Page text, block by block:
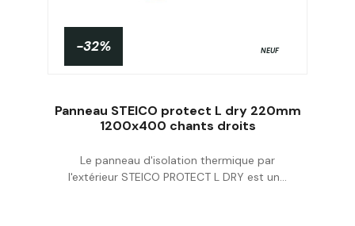
Acheter
-32% NEUF
Panneau STEICO protect L dry 220mm
1200x400 chants droits
Le panneau d'isolation thermique par
l'extérieur STEICO PROTECT L DRY est un...